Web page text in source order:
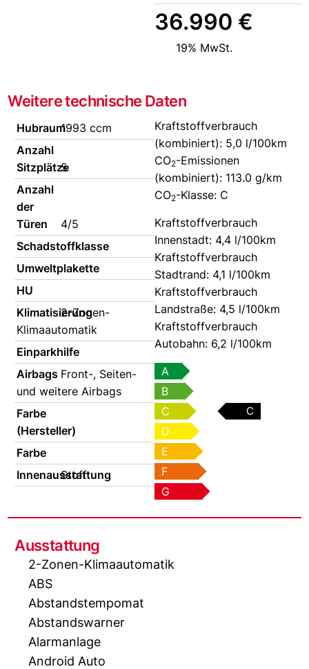
36.990 €
19% MwSt.
Weitere technische Daten
Hubraum1993 ccm
Anzahl
Sitzplätze
5
Anzahl
der
Türen
4/5
Schadstoffklasse
Umweltplakette
HU
Klimatisierung
2-Zonen-
Klimaautomatik
Einparkhilfe
AirbagsFront-, Seiten-
und weitere Airbags
Farbe
(Hersteller)
Farbe
Innenausstattung
Stoff
Kraftstoffverbrauch
(kombiniert): 5,0 l/100km
CO2-Emissionen
(kombiniert): 113.0 g/km
CO2-Klasse: C
Kraftstoffverbrauch
Innenstadt: 4,4 l/100km
Kraftstoffverbrauch
Stadtrand: 4,1 l/100km
Kraftstoffverbrauch
Landstraße: 4,5 l/100km
Kraftstoffverbrauch
Autobahn: 6,2 l/100km
A
B
C
C
D
E
F
G
Ausstattung
2-Zonen-Klimaautomatik
ABS
Abstandstempomat
Abstandswarner
Alarmanlage
Android Auto